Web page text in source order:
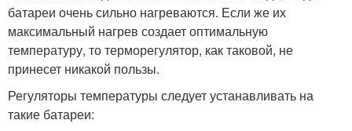
батареи очень сильно нагреваются. Если же их
максимальный нагрев создает оптимальную
температуру, то терморегулятор, как таковой, не
принесет никакой пользы.
Регуляторы температуры следует устанавливать на
такие батареи: